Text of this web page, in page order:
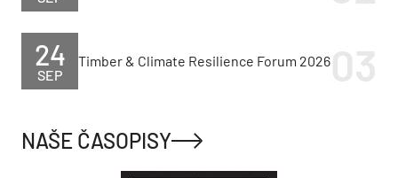
SEP
24 Timber & Climate Resilience Forum 2026
NAŠE ČASOPISY